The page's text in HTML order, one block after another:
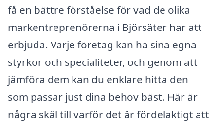
få en bättre förståelse för vad de olika
markentreprenörerna i Björsäter har att
erbjuda. Varje företag kan ha sina egna
styrkor och specialiteter, och genom att
jämföra dem kan du enklare hitta den
som passar just dina behov bäst. Här är
några skäl till varför det är fördelaktigt att